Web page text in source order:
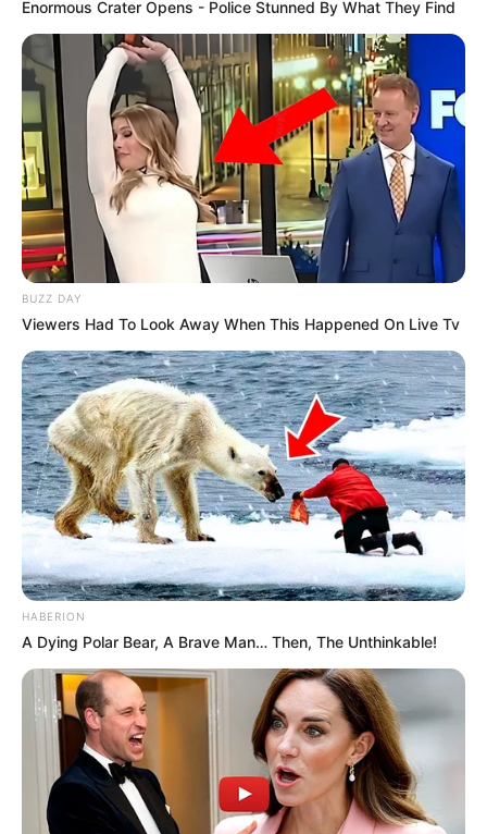
Enormous Crater Opens - Police Stunned By What They Find
BUZZ DAY
Viewers Had To Look Away When This Happened On Live Tv
HABERION
A Dying Polar Bear, A Brave Man… Then, The Unthinkable!